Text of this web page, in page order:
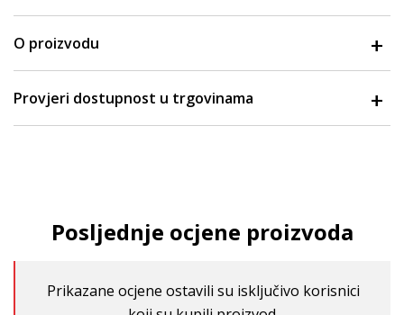
O proizvodu
Provjeri dostupnost u trgovinama
Posljednje ocjene proizvoda
Prikazane ocjene ostavili su isključivo korisnici